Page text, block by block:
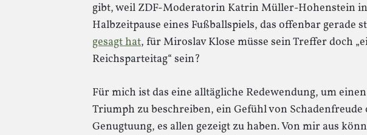
gibt, weil ZDF-Moderatorin Katrin Müller-Hohenstein
Halbzeitpause eines Fußballspiels, das offenbar gerade
gesagt hat, für Miroslav Klose müsse sein Treffer doch
Reichsparteitag“ sein?
Für mich ist das eine alltägliche Redewendung, um
Triumph zu beschreiben, ein Gefühl von Schadenfreude
Genugtuung, es allen gezeigt zu haben. Von mir aus